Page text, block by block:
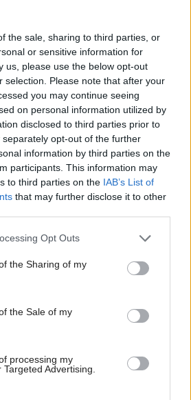
the sale, sharing to third parties, or
or sensitive information for
us, please use the below opt-out
selection. Please note that after your
you may continue seeing
on personal information utilized by
disclosed to third parties prior to
opt-out of the further
information by third parties on the
participants. This information may
to third parties on the IAB’s List of
that may further disclose it to other
app uses one or more Google
or usage behaviour. You may click to
Google and its third-party tags to
specified purposes in below Google
Opt Outs
the Sharing of my
the Sale of my
processing my
Advertising.
priestor: novinky a trendy
na Slovensku: